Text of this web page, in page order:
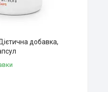
добавка,